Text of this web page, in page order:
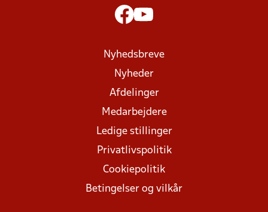
Nyhedsbreve
Nyheder
Afdelinger
Medarbejdere
Ledige stillinger
Privatlivspolitik
Cookiepolitik
Betingelser og vilkår